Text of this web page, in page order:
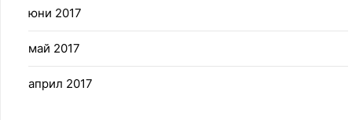
юни 2017
май 2017
април 2017